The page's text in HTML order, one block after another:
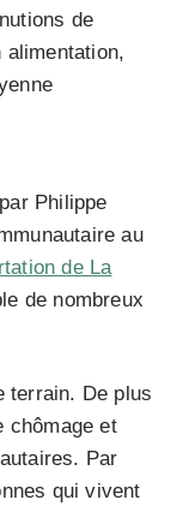
de
Philippe
au
de La
de nombreux
terrain. De plus
chômage et
Par
qui vivent